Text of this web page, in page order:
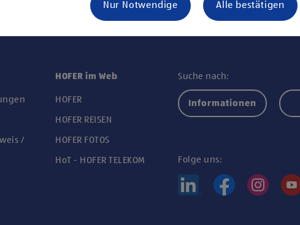
/
HOFER im Web
HOFER
HOFER REISEN
HOFER FOTOS
HoT - HOFER TELEKOM
Suche nach:
Informationen
Folge uns:
Nur Notwendige Alle bestätigen